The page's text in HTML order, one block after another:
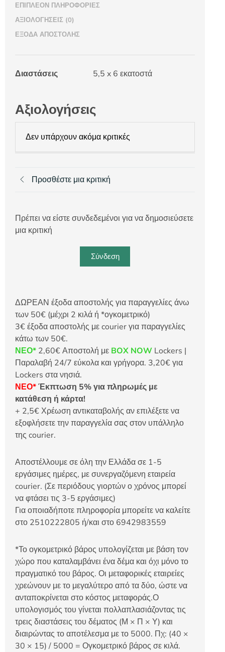
ΕΠΙΠΛΈΟΝ ΠΛΗΡΟΦΟΡΊΕΣ
ΑΞΙΟΛΟΓΉΣΕΙΣ (0)
ΈΞΟΔΑ ΑΠΟΣΤΟΛΉΣ
Διαστάσεις 5,5 x 6 εκατοστά
Αξιολογήσεις
Δεν υπάρχουν ακόμα κριτικές
Προσθέστε μια κριτική
Πρέπει να είστε συνδεδεμένοι για να δημοσιεύσετε
μια κριτική
Σύνδεση
ΔΩΡΕΑΝ έξοδα αποστολής για παραγγελίες άνω
των 50€ (μέχρι 2 κιλά ή *ογκομετρικό)
3€ έξοδα αποστολής με courier για παραγγελίες
κάτω των 50€.
ΝΕΟ* 2,60€ Αποστολή με BOX NOW Lockers |
Παραλαβή 24/7 εύκολα και γρήγορα. 3,20€ για
Lockers στα νησιά.
ΝΕΟ*Έκπτωση 5% για πληρωμές με
κατάθεση ή κάρτα!
+ 2,5€ Χρέωση αντικαταβολής αν επιλέξετε να
εξοφλήσετε την παραγγελία σας στον υπάλληλο
της courier.
Αποστέλλουμε σε όλη την Ελλάδα σε 1-5
εργάσιμες ημέρες, με συνεργαζόμενη εταιρεία
courier. (Σε περιόδους γιορτών ο χρόνος μπορεί
να φτάσει τις 3-5 εργάσιμες)
Για οποιαδήποτε πληροφορία μπορείτε να καλείτε
στο 2510222805 ή/και στο 6942983559
*Το ογκομετρικό βάρος υπολογίζεται με βάση τον
χώρο που καταλαμβάνει ένα δέμα και όχι μόνο το
πραγματικό του βάρος. Οι μεταφορικές εταιρείες
χρεώνουν με το μεγαλύτερο από τα δύο, ώστε να
ανταποκρίνεται στο κόστος μεταφοράς.Ο
υπολογισμός του γίνεται πολλαπλασιάζοντας τις
τρεις διαστάσεις του δέματος (Μ × Π × Υ) και
διαιρώντας το αποτέλεσμα με το 5000. Πχ: (40 ×
30 × 15) / 5000 = Ογκομετρικό βάρος σε κιλά.